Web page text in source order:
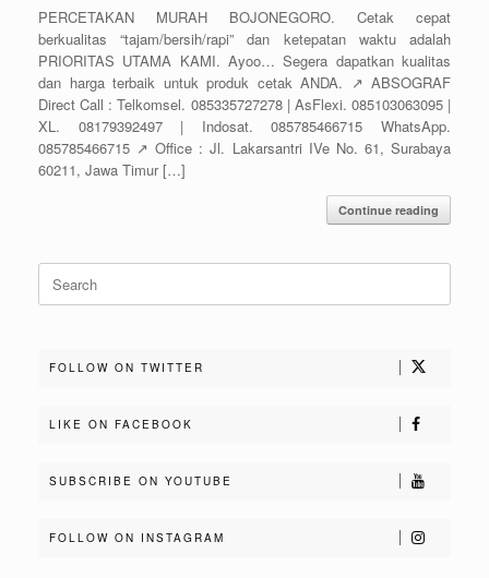
PERCETAKAN MURAH BOJONEGORO. Cetak cepat
berkualitas “tajam/bersih/rapi” dan ketepatan waktu adalah
PRIORITAS UTAMA KAMI. Ayoo… Segera dapatkan kualitas
dan harga terbaik untuk produk cetak ANDA. ↗️ ABSOGRAF
Direct Call : Telkomsel. 085335727278 | AsFlexi. 085103063095 |
XL. 08179392497 | Indosat. 085785466715 WhatsApp.
085785466715 ↗️ Office : Jl. Lakarsantri IVe No. 61, Surabaya
60211, Jawa Timur […]
Continue reading
Search
for:
FOLLOW ON TWITTER
LIKE ON FACEBOOK
SUBSCRIBE ON YOUTUBE
FOLLOW ON INSTAGRAM